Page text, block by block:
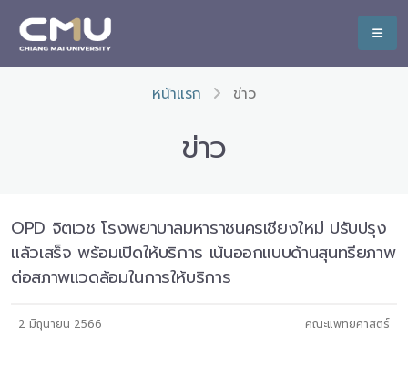
หน้าแรก ข่าว
ข่าว
OPD จิตเวช โรงพยาบาลมหาราชนครเชียงใหม่ ปรับปรุง
แล้วเสร็จ พร้อมเปิดให้บริการ เน้นออกแบบด้านสุนทรียภาพ
ต่อสภาพแวดล้อมในการให้บริการ
2 มิถุนายน 2566 คณะแพทยศาสตร์